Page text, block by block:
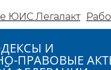
ЮИС Легалакт
И
ПРАВОВЫЕ